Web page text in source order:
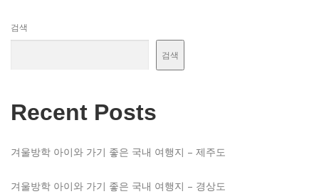
검색
검색
Recent Posts
겨울방학 아이와 가기 좋은 국내 여행지 – 제주도
겨울방학 아이와 가기 좋은 국내 여행지 – 경상도